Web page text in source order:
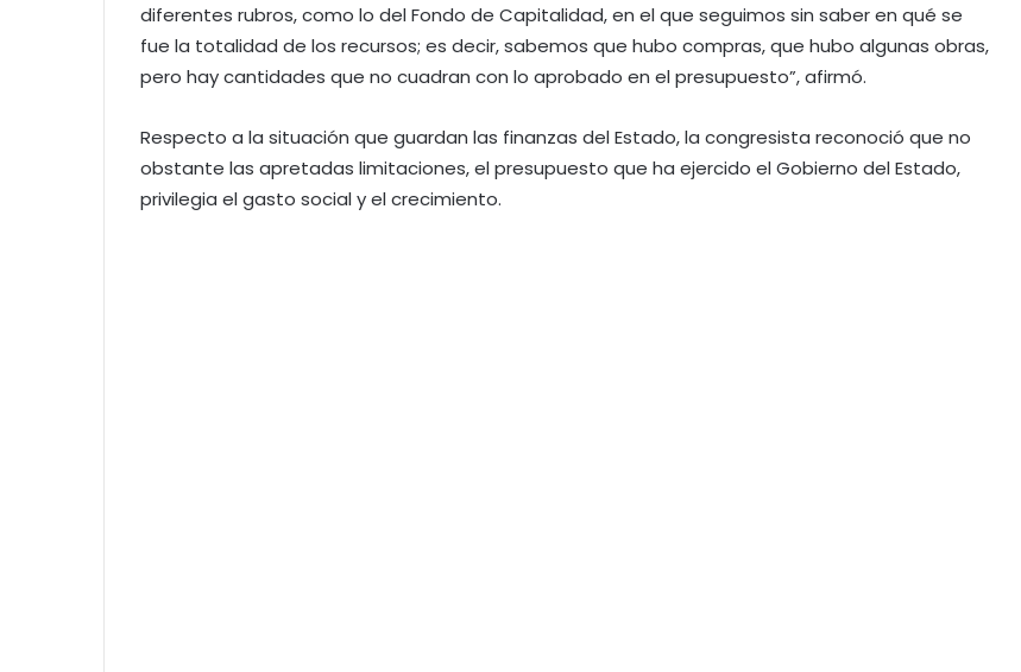
diferentes rubros, como lo del Fondo de Capitalidad, en el que seguimos sin saber en qué se
fue la totalidad de los recursos; es decir, sabemos que hubo compras, que hubo algunas obras,
pero hay cantidades que no cuadran con lo aprobado en el presupuesto”, afirmó.
Respecto a la situación que guardan las finanzas del Estado, la congresista reconoció que no
obstante las apretadas limitaciones, el presupuesto que ha ejercido el Gobierno del Estado,
privilegia el gasto social y el crecimiento.